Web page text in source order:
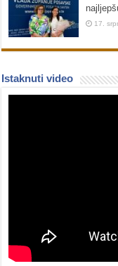
17.
Istaknuti video